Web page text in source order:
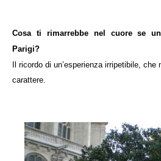
Cosa ti rimarrebbe nel cuore se
Parigi?
Il ricordo di un’esperienza irripetibile,
carattere.